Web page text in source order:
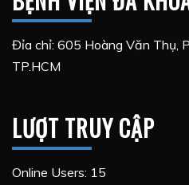
Đỉa chỉ: 605 Hoàng Văn Thụ,
TP.HCM
LƯỢT TRUY CẬP
Online Users: 15